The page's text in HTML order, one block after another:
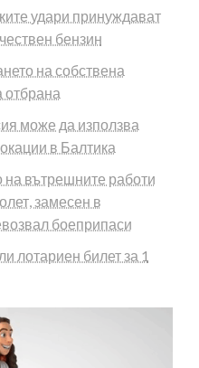
удари принуждават
бензин
на собствена
отбрана
може да използва
в Балтика
на вътрешните работи
замесен в
боеприпаси
лотариен билет за 1